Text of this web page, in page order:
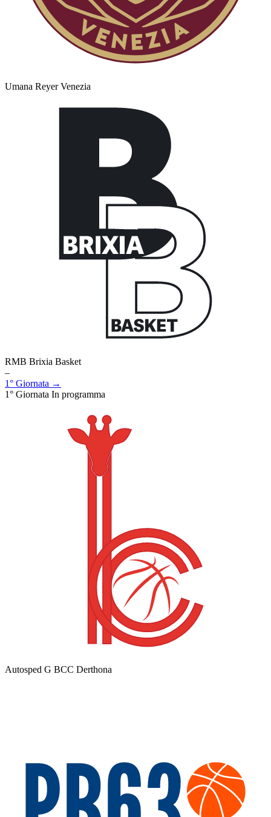
Umana Reyer Venezia
RMB Brixia Basket
–
1° Giornata →
1° Giornata In programma
Autosped G BCC Derthona